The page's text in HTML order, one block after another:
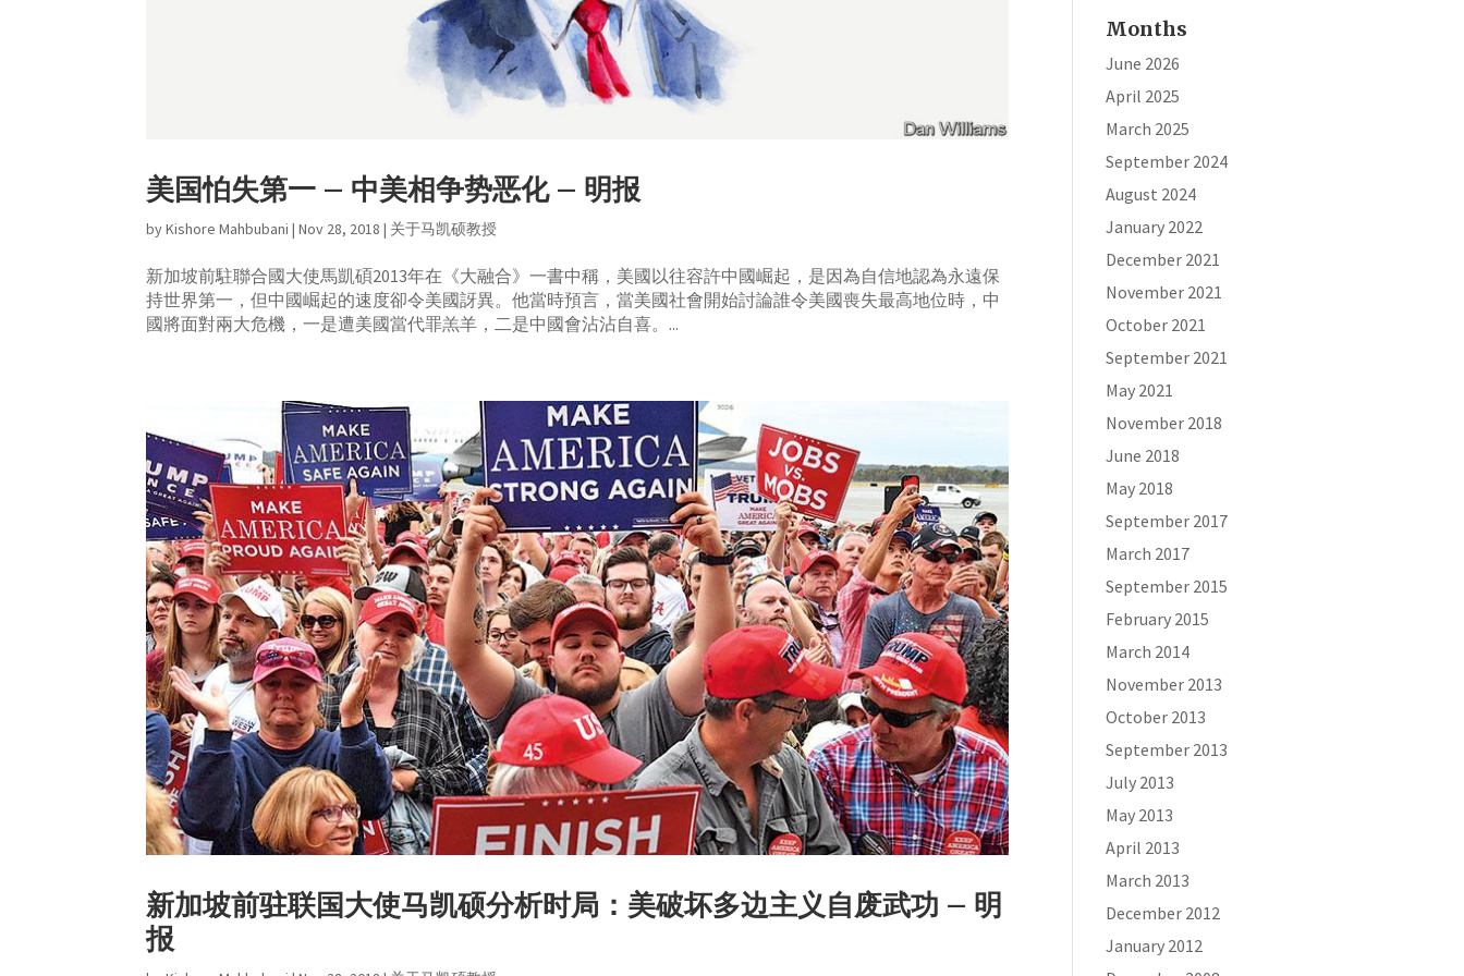
美国怕失第一 – 中美相争势恶化 – 明报
byKishore Mahbubani |Nov 28, 2018 | 关于马凯硕教授
新加坡前駐聯合國大使馬凱碩2013年在《大融合》一書中稱，美國以往容許中國崛起，是因為自信地認為永遠保
持世界第一，但中國崛起的速度卻令美國訝異。他當時預言，當美國社會開始討論誰令美國喪失最高地位時，中
國將面對兩大危機，一是遭美國當代罪羔羊，二是中國會沾沾自喜。...
新加坡前驻联国大使马凯硕分析时局：美破坏多边主义自废武功 – 明
报
Months
June 2026
April 2025
March 2025
September 2024
August 2024
January 2022
December 2021
November 2021
October 2021
September 2021
May 2021
November 2018
June 2018
May 2018
September 2017
March 2017
September 2015
February 2015
March 2014
November 2013
October 2013
September 2013
July 2013
May 2013
April 2013
March 2013
December 2012
January 2012